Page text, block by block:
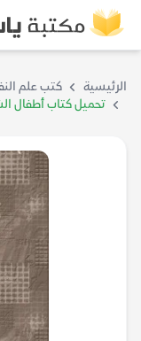
الرئيسية
كتب علم
تحميل كتاب أطفال